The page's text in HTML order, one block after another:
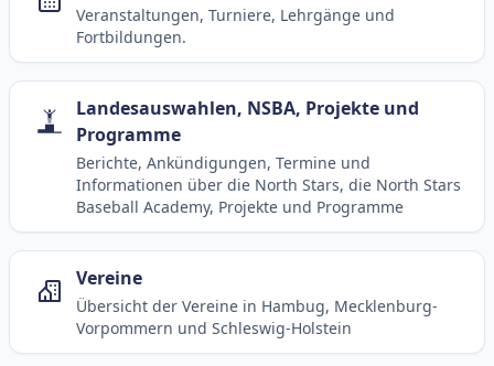
Veranstaltungen, Turniere, Lehrgänge und
Fortbildungen.
Landesauswahlen, NSBA, Projekte und
Programme
Berichte, Ankündigungen, Termine und
Informationen über die North Stars, die North Stars
Baseball Academy, Projekte und Programme
Vereine
Übersicht der Vereine in Hambug, Mecklenburg-
Vorpommern und Schleswig-Holstein